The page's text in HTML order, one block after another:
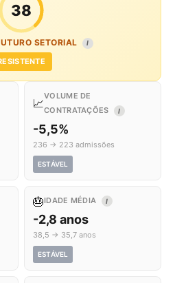
38
SETORIAL I
📈
VOLUME DE
CONTRATAÇÕES
I
-5,5%
236 → 223 admissões
ESTÁVEL
🎂IDADE MÉDIA I
-2,8 anos
38,5 → 35,7 anos
ESTÁVEL